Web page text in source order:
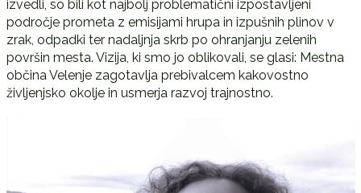
izvedli, so bili kot najbolj problematični izpostavljeni
področje prometa z emisijami hrupa in izpušnih plinov v
zrak, odpadki ter nadaljnja skrb po ohranjanju zelenih
površin mesta. Vizija, ki smo jo oblikovali, se glasi: Mestna
občina Velenje zagotavlja prebivalcem kakovostno
življenjsko okolje in usmerja razvoj trajnostno.